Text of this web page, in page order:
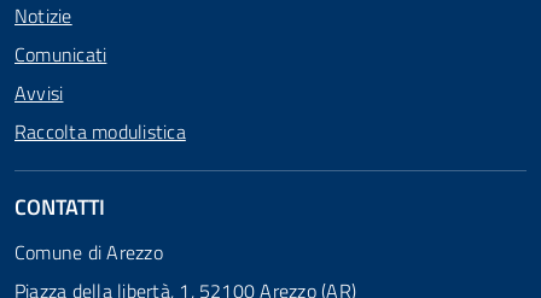
Notizie
Comunicati
Avvisi
Raccolta modulistica
CONTATTI
Comune di Arezzo
Piazza della libertà, 1, 52100 Arezzo (AR)